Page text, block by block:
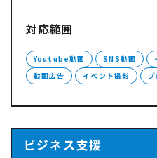
対応範囲
Youtube動画 SNS動画
動画広告
イベント撮影
ビジネス支援